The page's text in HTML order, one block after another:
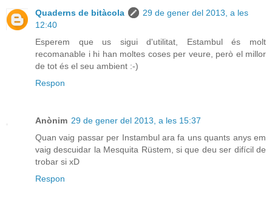
Quaderns de bitàcola
29 de gener del 2013, a les
12:40
Esperem que us sigui d'utilitat, Estambul és molt
recomanable i hi han moltes coses per veure, però el millor
de tot és el seu ambient :-)
Respon
Anònim 29 de gener del 2013, a les 15:37
Quan vaig passar per Instambul ara fa uns quants anys em
vaig descuidar la Mesquita Rüstem, si que deu ser difícil de
trobar si xD
Respon